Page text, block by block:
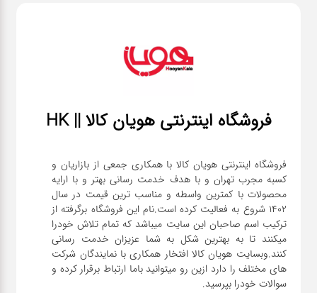
فروشگاه اینترنتی هویان کالا || HK
فروشگاه اینترنتی هویان کالا با همکاری جمعی از بازاریان و
کسبه مجرب تهران و با هدف خدمت رسانی بهتر و با ارایه
محصولات با کمترین واسطه و مناسب ترین قیمت در سال
1402 شروع به فعالیت کرده است.نام این فروشگاه برگرفته از
ترکیب اسم صاحبان این سایت میباشد که تمام تلاش خودرا
میکنند تا به بهترین شکل به شما عزیزان خدمت رسانی
کنند.وبسایت هویان کالا افتخار همکاری با نمایندگان شرکت
های مختلف را دارد ازین رو میتوانید باما ارتباط برقرار کرده و
سوالات خودرا بپرسید.